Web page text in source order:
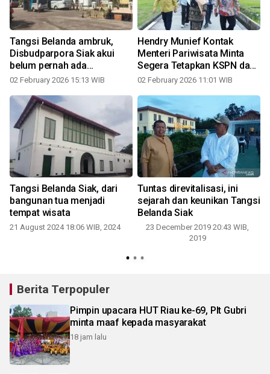
Tangsi Belanda ambruk,
Disbudparpora Siak akui
belum pernah ada
pemeliharaan
02 February 2026 15:13 WIB
Hendry Munief Kontak
Menteri Pariwisata Minta
Segera Tetapkan KSPN dan
Pugar Istana Siak
02 February 2026 11:01 WIB
Tangsi Belanda Siak, dari
bangunan tua menjadi
tempat wisata
21 August 2024 18:06 WIB, 2024
Tuntas direvitalisasi, ini
sejarah dan keunikan Tangsi
Belanda Siak
23 December 2019 20:43 WIB,
2019
Berita Terpopuler
Pimpin upacara HUT Riau ke-69, Plt Gubri
minta maaf kepada masyarakat
18 jam lalu